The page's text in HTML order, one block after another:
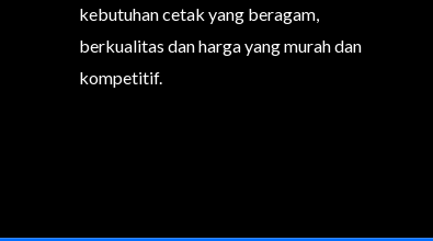
kebutuhan cetak yang beragam,
berkualitas dan harga yang murah dan
kompetitif.